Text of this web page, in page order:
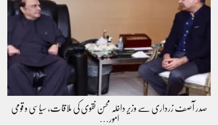
صدر آصف زرداری سے وزیر داخلہ محسن نقوی کی ملاقات، سیاسی و قومی
امور…